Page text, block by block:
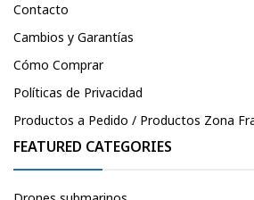
Contacto
Cambios y Garantías
Cómo Comprar
Políticas de Privacidad
Productos a Pedido / Productos Zona
FEATURED CATEGORIES